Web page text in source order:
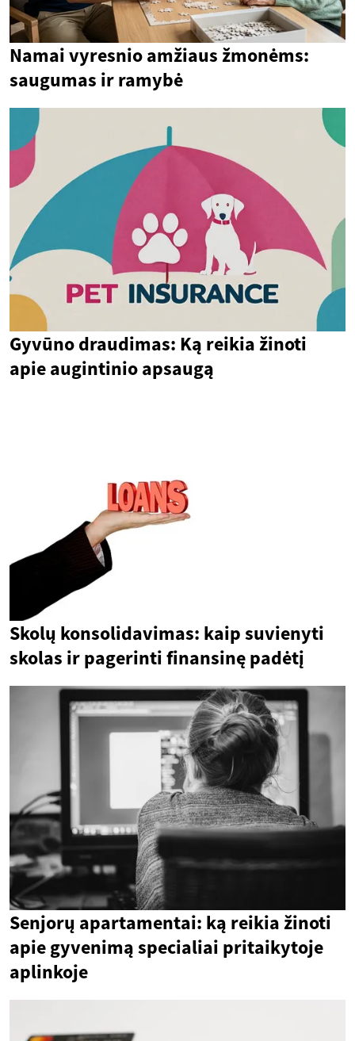
Namai vyresnio amžiaus žmonėms:
saugumas ir ramybė
Gyvūno draudimas: Ką reikia žinoti
apie augintinio apsaugą
Skolų konsolidavimas: kaip suvienyti
skolas ir pagerinti finansinę padėtį
Senjorų apartamentai: ką reikia žinoti
apie gyvenimą specialiai pritaikytoje
aplinkoje